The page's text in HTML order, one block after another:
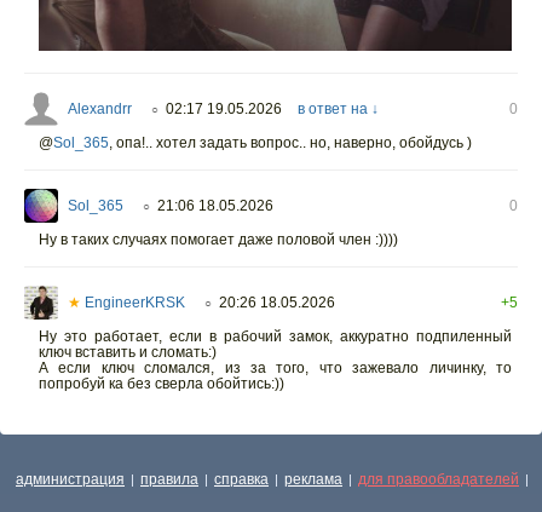
Alexandrr ○ 02:17 19.05.2026 в ответ на ↓
0
@Sol_365 опа!.. хотел задать вопрос.. но, наверно, обойдусь )
Sol_365 ○ 21:06 18.05.2026
0
Ну в таких случаях помогает даже половой член :))))
★ EngineerKRSK ○ 20:26 18.05.2026
+5
Ну это работает, если в рабочий замок, аккуратно подпиленный
ключ вставить и сломать:)
А если ключ сломался, из за того, что зажевало личинку, то
попробуй ка без сверла обойтись:))
администрация | правила | справка | реклама | для правообладателей |